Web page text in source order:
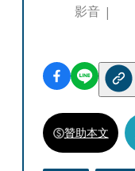
影音
贊助本文